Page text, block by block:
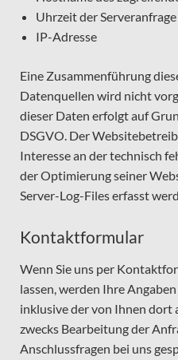
Uhrzeit der Serveranfrage
IP-Adresse
Eine Zusammenführung
Datenquellen wird nicht
dieser Daten erfolgt auf
DSGVO. Der
Interesse an der technisch
der Optimierung seiner
Server-Log-Files erfasst
Kontaktformular
Wenn Sie uns per
lassen, werden Ihre
inklusive der von Ihnen dort
zwecks Bearbeitung der
Anschlussfragen bei uns